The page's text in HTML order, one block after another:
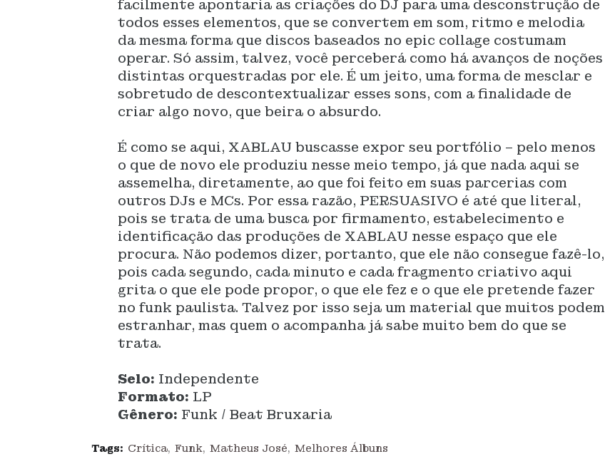
facilmente apontaria as criações do DJ para uma desconstrução de
todos esses elementos, que se convertem em som, ritmo e melodia
da mesma forma que discos baseados no epic collage costumam
operar. Só assim, talvez, você perceberá como há avanços de noções
distintas orquestradas por ele. É um jeito, uma forma de mesclar e
sobretudo de descontextualizar esses sons, com a finalidade de
criar algo novo, que beira o absurdo.
É como se aqui, XABLAU buscasse expor seu portfólio – pelo menos
o que de novo ele produziu nesse meio tempo, já que nada aqui se
assemelha, diretamente, ao que foi feito em suas parcerias com
outros DJs e MCs. Por essa razão, PERSUASIVO é até que literal,
pois se trata de uma busca por firmamento, estabelecimento e
identificação das produções de XABLAU nesse espaço que ele
procura. Não podemos dizer, portanto, que ele não consegue fazê-lo,
pois cada segundo, cada minuto e cada fragmento criativo aqui
grita o que ele pode propor, o que ele fez e o que ele pretende fazer
no funk paulista. Talvez por isso seja um material que muitos podem
estranhar, mas quem o acompanha já sabe muito bem do que se
trata.
Selo: Independente
Formato: LP
Gênero: Funk / Beat Bruxaria
Tags: Crítica Funk Matheus José Melhores Álbuns